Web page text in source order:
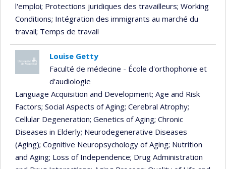
l'emploi; Protections juridiques des travailleurs; Working
Conditions; Intégration des immigrants au marché du
travail; Temps de travail
Louise Getty
Faculté de médecine - École d'orthophonie et
d'audiologie
Language Acquisition and Development; Age and Risk
Factors; Social Aspects of Aging; Cerebral Atrophy;
Cellular Degeneration; Genetics of Aging; Chronic
Diseases in Elderly; Neurodegenerative Diseases
(Aging); Cognitive Neuropsychology of Aging; Nutrition
and Aging; Loss of Independence; Drug Administration